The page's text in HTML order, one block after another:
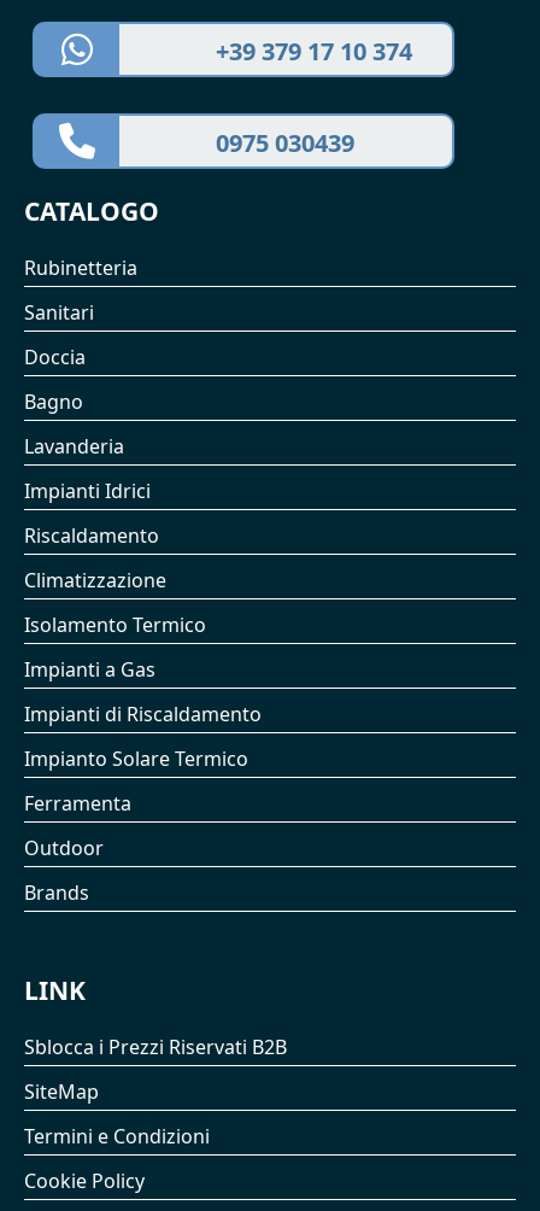
+39 379 17 10 374
0975 030439
CATALOGO
Rubinetteria
Sanitari
Doccia
Bagno
Lavanderia
Impianti Idrici
Riscaldamento
Climatizzazione
Isolamento Termico
Impianti a Gas
Impianti di Riscaldamento
Impianto Solare Termico
Ferramenta
Outdoor
Brands
LINK
Sblocca i Prezzi Riservati B2B
SiteMap
Termini e Condizioni
Cookie Policy